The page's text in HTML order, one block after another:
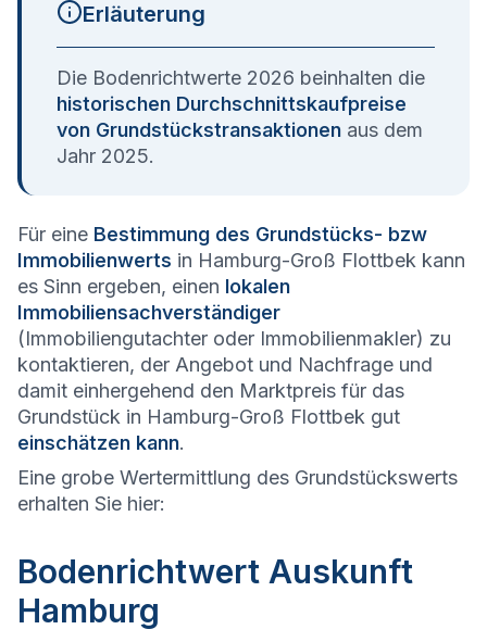
Erläuterung
Die Bodenrichtwerte 2026 beinhalten die
historischen Durchschnittskaufpreise
von Grundstückstransaktionen aus dem
Jahr 2025.
Für eine Bestimmung des Grundstücks- bzw
Immobilienwerts in Hamburg-Groß Flottbek kann
es Sinn ergeben, einen lokalen
Immobiliensachverständiger
(Immobiliengutachter oder Immobilienmakler) zu
kontaktieren, der Angebot und Nachfrage und
damit einhergehend den Marktpreis für das
Grundstück in Hamburg-Groß Flottbek gut
einschätzen kann.
Eine grobe Wertermittlung des Grundstückswerts
erhalten Sie hier:
Bodenrichtwert Auskunft
Hamburg